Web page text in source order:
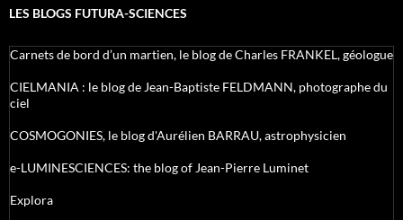
LES BLOGS FUTURA-SCIENCES
Carnets de bord d’un martien, le blog de Charles FRANKEL, géologue
CIELMANIA : le blog de Jean-Baptiste FELDMANN, photographe du
ciel
COSMOGONIES, le blog d'Aurélien BARRAU, astrophysicien
e-LUMINESCIENCES: the blog of Jean-Pierre Luminet
Explora